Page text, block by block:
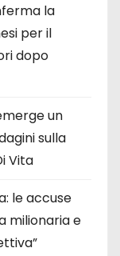
la
per il
dopo
un
sulla
Vita
le accuse
milionaria e